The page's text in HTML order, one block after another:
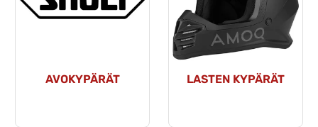
AVOKYPÄRÄT LASTEN KYPÄRÄT